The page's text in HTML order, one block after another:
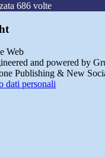
686 volte
and powered by
Publishing & New
dati personali